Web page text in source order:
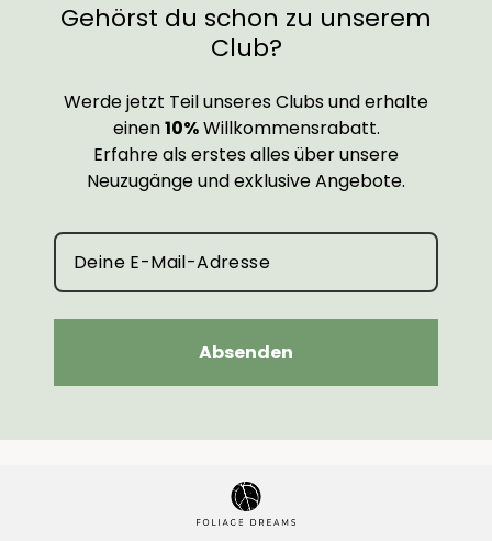
Gehörst du schon zu unserem
Club?
Werde jetzt Teil unseres Clubs und erhalte
einen10%Willkommensrabatt.
Erfahre als erstes alles über unsere
Neuzugänge und exklusive Angebote.
Absenden